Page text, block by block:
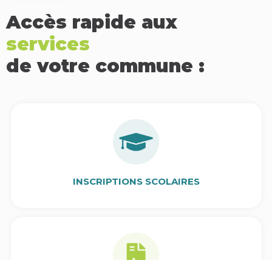
Accès rapide aux
services
de votre commune :
INSCRIPTIONS SCOLAIRES